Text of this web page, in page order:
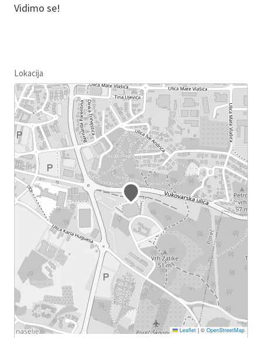
Vidimo se!
Lokacija
Leaflet |© OpenStreetMap